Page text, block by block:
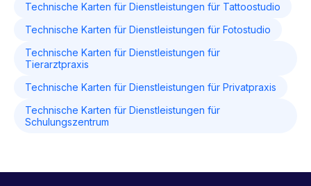
Technische Karten für Dienstleistungen für Tattoostudio
Technische Karten für Dienstleistungen für Fotostudio
Technische Karten für Dienstleistungen für
Tierarztpraxis
Technische Karten für Dienstleistungen für Privatpraxis
Technische Karten für Dienstleistungen für
Schulungszentrum